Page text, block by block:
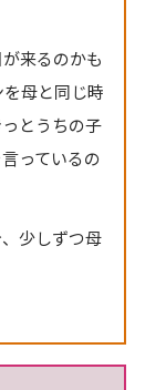
来るのかも
母と同じ時
とうちの子
っているの
少しずつ母